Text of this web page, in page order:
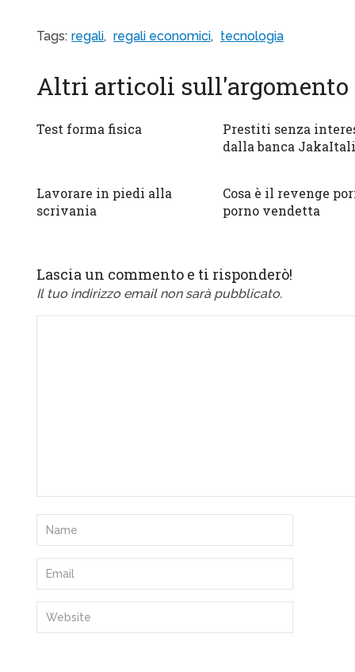
Tags: regali, regali economici, tecnologia
Altri articoli sull'argomento
Test forma fisica
Prestiti senza
dalla banca
Lavorare in piedi alla
scrivania
Cosa è il revenge
porno vendetta
Lascia un commento e ti risponderò!
Il tuo indirizzo email non sarà pubblicato.